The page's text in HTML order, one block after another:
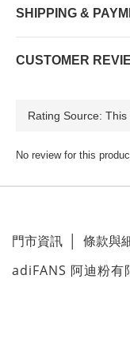
SHIPPING &
CUSTOMER
No review for this
門市資訊 條款與
adiFANS 阿迪粉